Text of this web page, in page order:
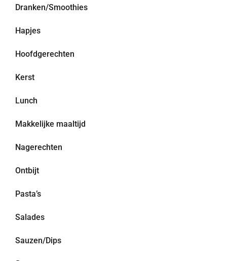
Dranken/Smoothies
Hapjes
Hoofdgerechten
Kerst
Lunch
Makkelijke maaltijd
Nagerechten
Ontbijt
Pasta’s
Salades
Sauzen/Dips